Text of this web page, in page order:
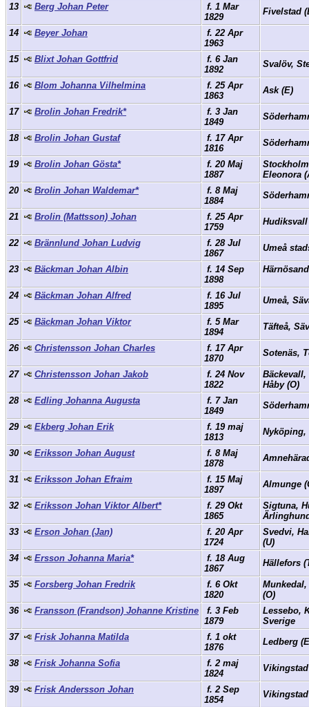
13 Berg Johan Peter
f. 1 Mar
1829
Fivelstad
14 Beyer Johan
f. 22 Apr
1963
15
Blixt Johan Gottfrid
f. 6 Jan
1892
Svalöv,
16 Blom Johanna Vilhelmina
f. 25 Apr
1863
Ask (E)
17 Brolin Johan Fredrik*
f. 3 Jan
1849
18 Brolin Johan Gustaf
f. 17 Apr
1816
19 Brolin Johan Gösta*
f. 20 Maj
1887
Eleonora
20
Brolin Johan Waldemar*
f. 8 Maj
1884
21 Brolin (Mattsson) Johan
f. 25 Apr
1759
22 Brännlund Johan Ludvig
f. 28 Jul
1867
Umeå
23 Bäckman Johan Albin
f. 14 Sep
1898
24 Bäckman Johan Alfred
f. 16 Jul
1895
Umeå,
25 Bäckman Johan Viktor
f. 5 Mar
1894
Täfteå,
26 Christensson Johan Charles
f. 17 Apr
1870
Sotenäs,
27 Christensson Johan Jakob
f. 24 Nov
1822
Bäckevall,
Håby (O)
28
Edling Johanna Augusta
f. 7 Jan
1849
29 Ekberg Johan Erik
f. 19 maj
1813
30 Eriksson Johan August
f. 8 Maj
1878
31 Eriksson Johan Efraim
f. 15 Maj
1897
Almunge
32 Eriksson Johan Viktor Albert*
f. 29 Okt
1865
Sigtuna,
33
Erson Johan (Jan)
f. 20 Apr
1724
Svedvi,
(U)
34
Ersson Johanna Maria*
f. 18 Aug
1867
Hällefors
35 Forsberg Johan Fredrik
f. 6 Okt
1820
(O)
36
Fransson (Frandson) Johanne Kristine
f. 3 Feb
1879
Lessebo,
Sverige
37
Frisk Johanna Matilda
f. 1 okt
1876
Ledberg
38 Frisk Johanna Sofia
f. 2 maj
1824
39 Frisk Andersson Johan
f. 2 Sep
1854